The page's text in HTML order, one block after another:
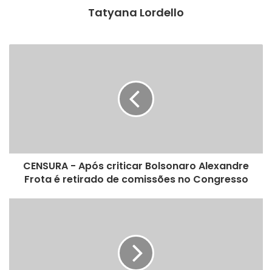
Tatyana Lordello
CENSURA - Após criticar Bolsonaro Alexandre
Frota é retirado de comissões no Congresso